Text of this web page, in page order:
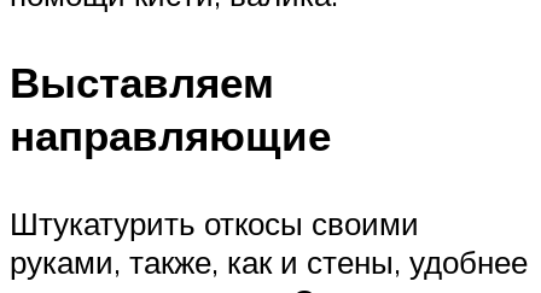
Выставляем
направляющие
Штукатурить откосы своими
руками, также, как и стены, удобнее